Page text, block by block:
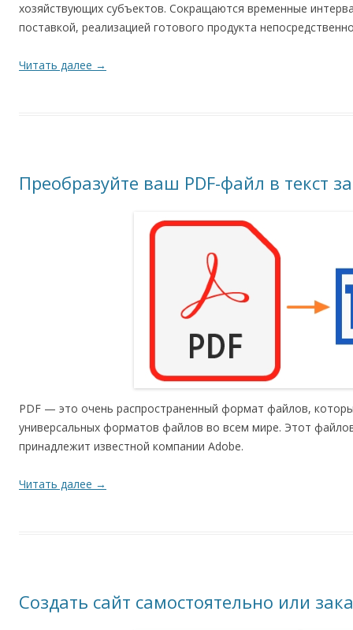
хозяйствующих субъектов. Сокращаются временные
поставкой, реализацией готового продукта
Читать далее →
Преобразуйте ваш PDF-файл в текст
PDF — это очень распространенный формат файлов,
универсальных форматов файлов во всем мире. Этот
принадлежит известной компании Adobe.
Читать далее →
Создать сайт самостоятельно или